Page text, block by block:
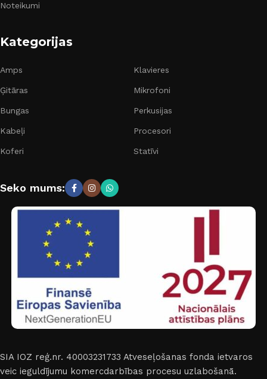
Noteikumi
Kategorijas
Amps
Ģitāras
Bungas
Kabeļi
Koferi
Klavieres
Mikrofoni
Perkusijas
Procesori
Statīvi
Seko mums:
SIA IOZ reģ.nr. 40003231733 Atveseļošanas fonda ietvaros
veic ieguldījumu komercdarbības procesu uzlabošanā.